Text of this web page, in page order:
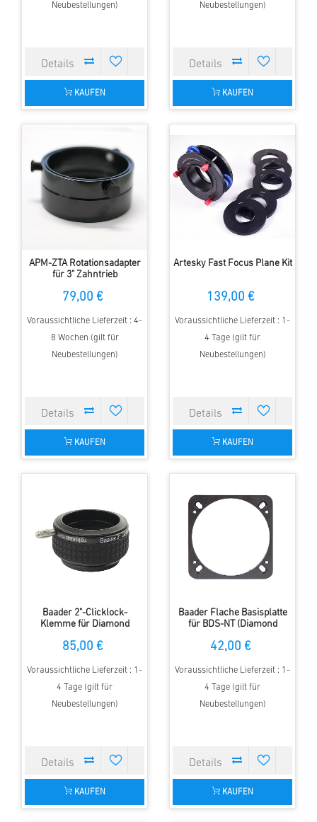
Neubestellungen)
KAUFEN
Neubestellungen)
KAUFEN
APM-ZTA Rotationsadapter
für 3" Zahntrieb
79,00 €
Voraussichtliche Lieferzeit : 4-
8 Wochen (gilt für
Neubestellungen)
KAUFEN
Artesky Fast Focus Plane Kit
139,00 €
Voraussichtliche Lieferzeit : 1-
4 Tage (gilt für
Neubestellungen)
KAUFEN
Baader 2"-Clicklock-
Klemme für Diamond
85,00 €
Voraussichtliche Lieferzeit : 1-
4 Tage (gilt für
Neubestellungen)
KAUFEN
Baader Flache Basisplatte
für BDS-NT (Diamond
42,00 €
Voraussichtliche Lieferzeit : 1-
4 Tage (gilt für
Neubestellungen)
KAUFEN